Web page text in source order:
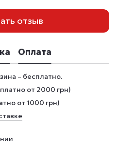
отзыв
Оплата
– бесплатно.
от 2000 грн)
от 1000 грн)